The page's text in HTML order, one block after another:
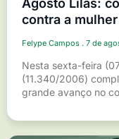
Agosto Lilás:
contra a
Felype Campos 7 de
Nesta sexta-feira
(11.340/2006)
grande avanço no